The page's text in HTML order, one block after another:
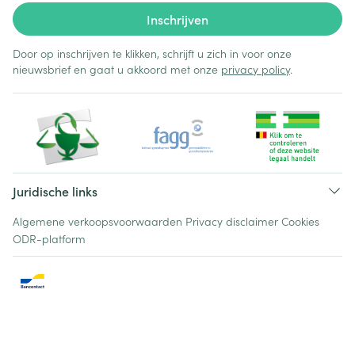
Inschrijven
Door op inschrijven te klikken, schrijft u zich in voor onze
nieuwsbrief en gaat u akkoord met onze privacy policy.
Juridische links
Algemene verkoopsvoorwaarden Privacy disclaimer Cookies
ODR-platform